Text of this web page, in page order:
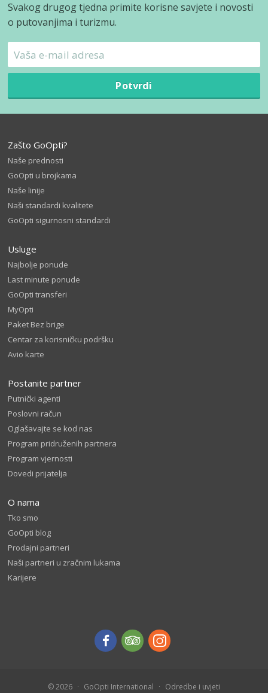
Svakog drugog tjedna primite korisne savjete i novosti
o putovanjima i turizmu.
Potvrdi
Zašto GoOpti?
Naše prednosti
GoOpti u brojkama
Naše linije
Naši standardi kvalitete
GoOpti sigurnosni standardi
Usluge
Najbolje ponude
Last minute ponude
GoOpti transferi
MyOpti
Paket Bez brige
Centar za korisničku podršku
Avio karte
Postanite partner
Putnički agenti
Poslovni račun
Oglašavajte se kod nas
Program pridruženih partnera
Program vjernosti
Dovedi prijatelja
O nama
Tko smo
GoOpti blog
Prodajni partneri
Naši partneri u zračnim lukama
Karijere
© 2026 GoOpti International Odredbe i uvjeti